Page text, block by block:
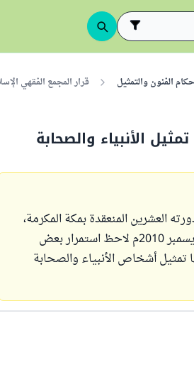
الفنون والتمثيل قرار المجمع الفقهي
الأنبياء والصحابة
العشرين المنعقدة بمكة المكرمة،
في الفترة من 19-23 محرم 1432هـ التي يوافقها:25-29 ديسمبر 2010م لاحظ استمرار بعض
تمثيل أشخاص الأنبياء والصحابة